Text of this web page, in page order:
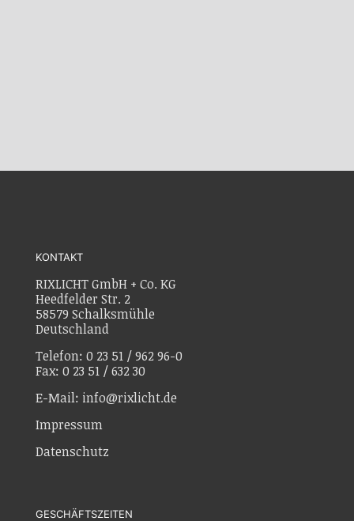
KONTAKT
RIXLICHT GmbH + Co. KG
Heedfelder Str. 2
58579 Schalksmühle
Deutschland
Telefon: 0 23 51 / 962 96-0
Fax: 0 23 51 / 632 30
E-Mail: info@rixlicht.de
Impressum
Datenschutz
GESCHÄFTSZEITEN